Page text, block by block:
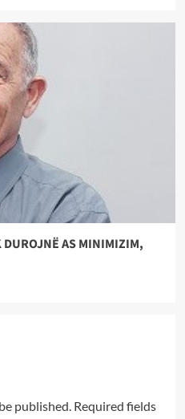
AS MINIMIZIM,
published. Required fields